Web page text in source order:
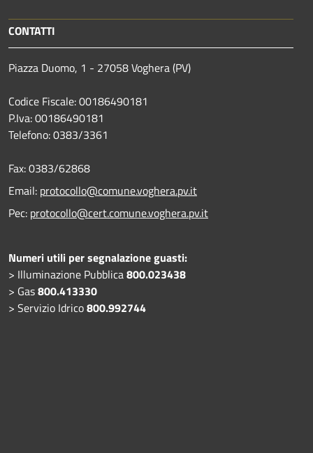
CONTATTI
Piazza Duomo, 1 - 27058 Voghera (PV)
Codice Fiscale: 00186490181
P.Iva: 00186490181
Telefono:0383/3361
Fax:0383/62868
Email: protocollo@comune.voghera.pv.it
Pec: protocollo@cert.comune.voghera.pv.it
Numeri utili per segnalazione guasti:
> Illuminazione Pubblica800.023438
> Gas800.413330
> Servizio Idrico800.992744